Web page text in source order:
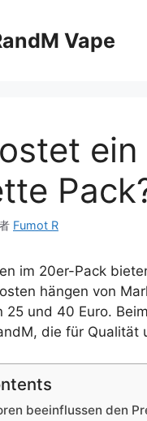
Vape
Fumot R
im 20er-Pack
hängen von
25 und 40 Euro.
die für
beeinflussen den